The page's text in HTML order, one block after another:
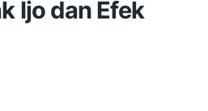
Ijo dan Efek